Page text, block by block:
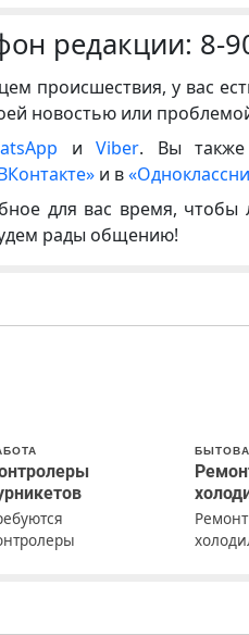
редакции: 8-
происшествия, у вас
новостью или
иViber. Вы также
и в
для вас время, чтобы
рады общению!
Ремонт